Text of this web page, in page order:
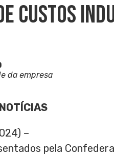
Custos
da empresa
–
pela